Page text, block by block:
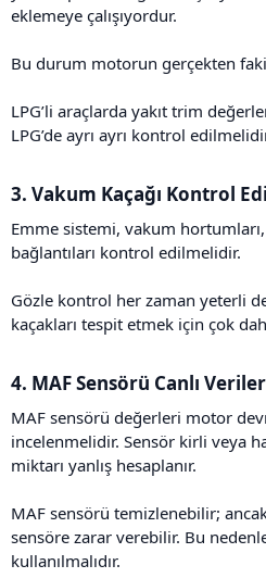
eklemeye çalışıyordur.
Bu durum motorun gerçekten
LPG’li araçlarda yakıt trim
LPG’de ayrı ayrı kontrol
3. Vakum Kaçağı Kontrol
Emme sistemi, vakum
bağlantıları kontrol edilmelidir.
Gözle kontrol her zaman yeterli
kaçakları tespit etmek için çok
4. MAF Sensörü Canlı
MAF sensörü değerleri motor
incelenmelidir. Sensör kirli veya
miktarı yanlış hesaplanır.
MAF sensörü temizlenebilir;
sensöre zarar verebilir. Bu
kullanılmalıdır.